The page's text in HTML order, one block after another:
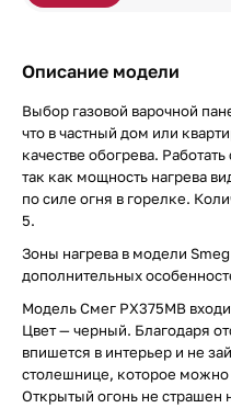
Описание модели
Выбор газовой варочной
что в частный дом или
качестве обогрева.
так как мощность нагрева
по силе огня в горелке.
5.
Зоны нагрева в модели
дополнительных
Модель Смег PX375MB
Цвет — черный. Благодаря
впишется в интерьер и не
столешнице, которое можно
Открытый огонь не страшен